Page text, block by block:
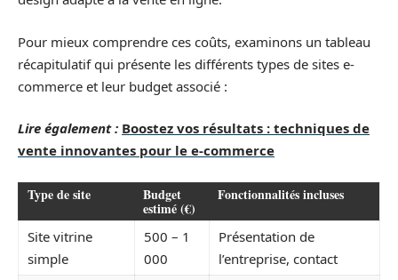
Pour mieux comprendre ces coûts, examinons un tableau
récapitulatif qui présente les différents types de sites e-
commerce et leur budget associé :
Lire également : Boostez vos résultats : techniques de
vente innovantes pour le e-commerce
Type de site Budget
estimé (€)
Fonctionnalités incluses
Site vitrine
simple
500 – 1
000
Présentation de
l’entreprise, contact